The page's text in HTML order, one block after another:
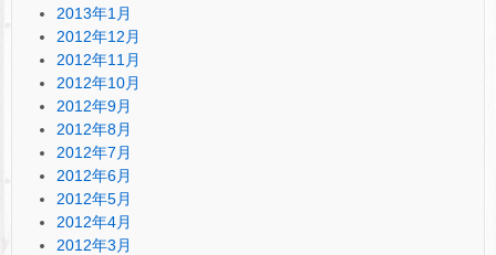
2013年1月
2012年12月
2012年11月
2012年10月
2012年9月
2012年8月
2012年7月
2012年6月
2012年5月
2012年4月
2012年3月